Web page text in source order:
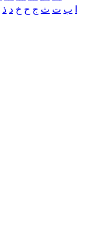
ب ت ث ج ح خ د ذ